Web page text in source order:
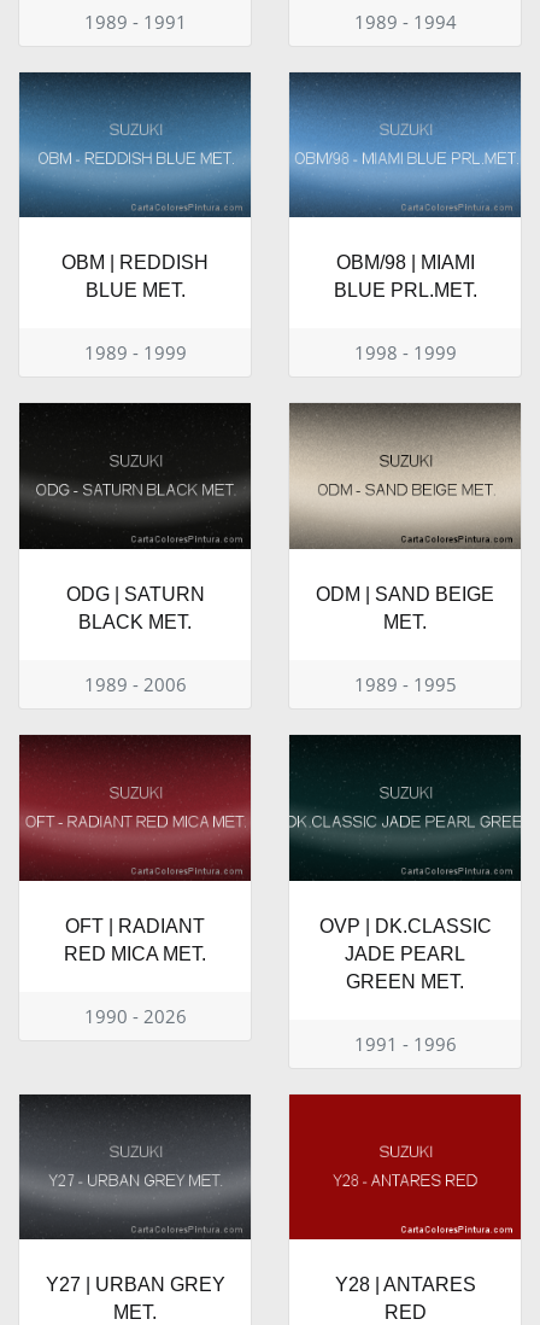
1989 - 1991 1989 - 1994
OBM | REDDISH
BLUE MET.
1989 - 1999
OBM/98 | MIAMI
BLUE PRL.MET.
1998 - 1999
ODG | SATURN
BLACK MET.
1989 - 2006
ODM | SAND BEIGE
MET.
1989 - 1995
OFT | RADIANT
RED MICA MET.
1990 - 2026
OVP | DK.CLASSIC
JADE PEARL
GREEN MET.
1991 - 1996
Y27 | URBAN GREY
MET.
Y28 | ANTARES
RED